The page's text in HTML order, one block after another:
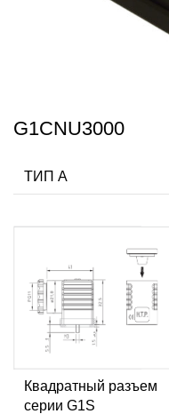
G1CNU3000
ТИП А
Квадратный разъем
серии G1S